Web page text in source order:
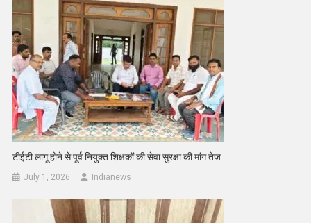
टीईटी लागू होने से पूर्व नियुक्त शिक्षकों की सेवा सुरक्षा की मांग तेज
July 1, 2026 Indianews